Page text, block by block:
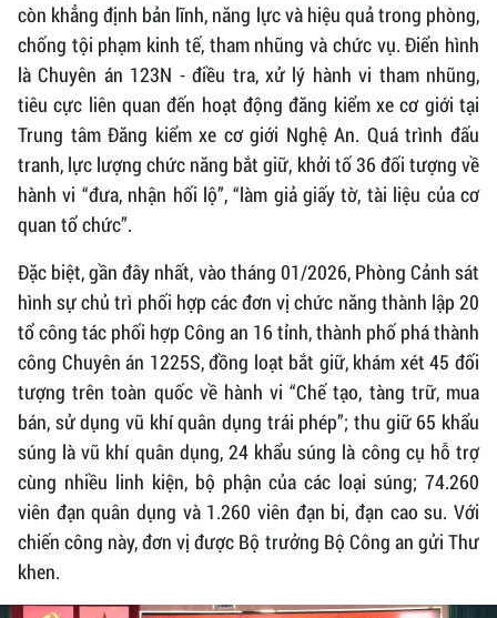
còn khẳng định bản lĩnh, năng lực và hiệu quả trong phòng,
chống tội phạm kinh tế, tham nhũng và chức vụ. Điển hình
là Chuyên án 123N - điều tra, xử lý hành vi tham nhũng,
tiêu cực liên quan đến hoạt động đăng kiểm xe cơ giới tại
Trung tâm Đăng kiểm xe cơ giới Nghệ An. Quá trình đấu
tranh, lực lượng chức năng bắt giữ, khởi tố 36 đối tượng về
hành vi “đưa, nhận hối lộ”, “làm giả giấy tờ, tài liệu của cơ
quan tổ chức”.
Đặc biệt, gần đây nhất, vào tháng 01/2026, Phòng Cảnh sát
hình sự chủ trì phối hợp các đơn vị chức năng thành lập 20
tổ công tác phối hợp Công an 16 tỉnh, thành phố phá thành
công Chuyên án 1225S, đồng loạt bắt giữ, khám xét 45 đối
tượng trên toàn quốc về hành vi “Chế tạo, tàng trữ, mua
bán, sử dụng vũ khí quân dụng trái phép”; thu giữ 65 khẩu
súng là vũ khí quân dụng, 24 khẩu súng là công cụ hỗ trợ
cùng nhiều linh kiện, bộ phận của các loại súng; 74.260
viên đạn quân dụng và 1.260 viên đạn bi, đạn cao su. Với
chiến công này, đơn vị được Bộ trưởng Bộ Công an gửi Thư
khen.